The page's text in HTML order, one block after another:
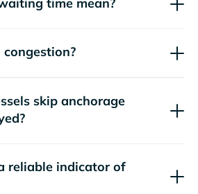
skip anchorage
reliable indicator of